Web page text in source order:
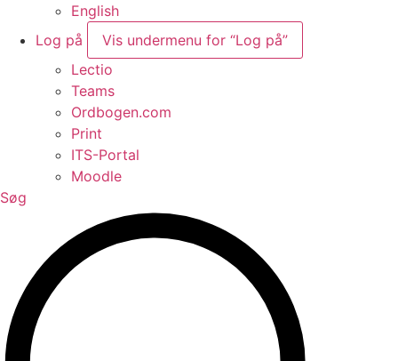
English
Log på
Vis undermenu for “Log på”
Lectio
Teams
Ordbogen.com
Print
ITS-Portal
Moodle
Søg